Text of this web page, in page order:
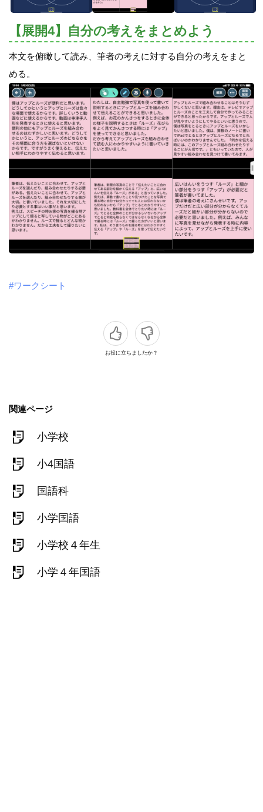
【展開4】自分の考えをまとめよう
本文を俯瞰して読み、筆者の考えに対する自分の考えをまと
める。
#ワークシート
お役に立ちましたか？
関連ページ
小学校
小4国語
国語科
小学国語
小学校４年生
小学４年国語